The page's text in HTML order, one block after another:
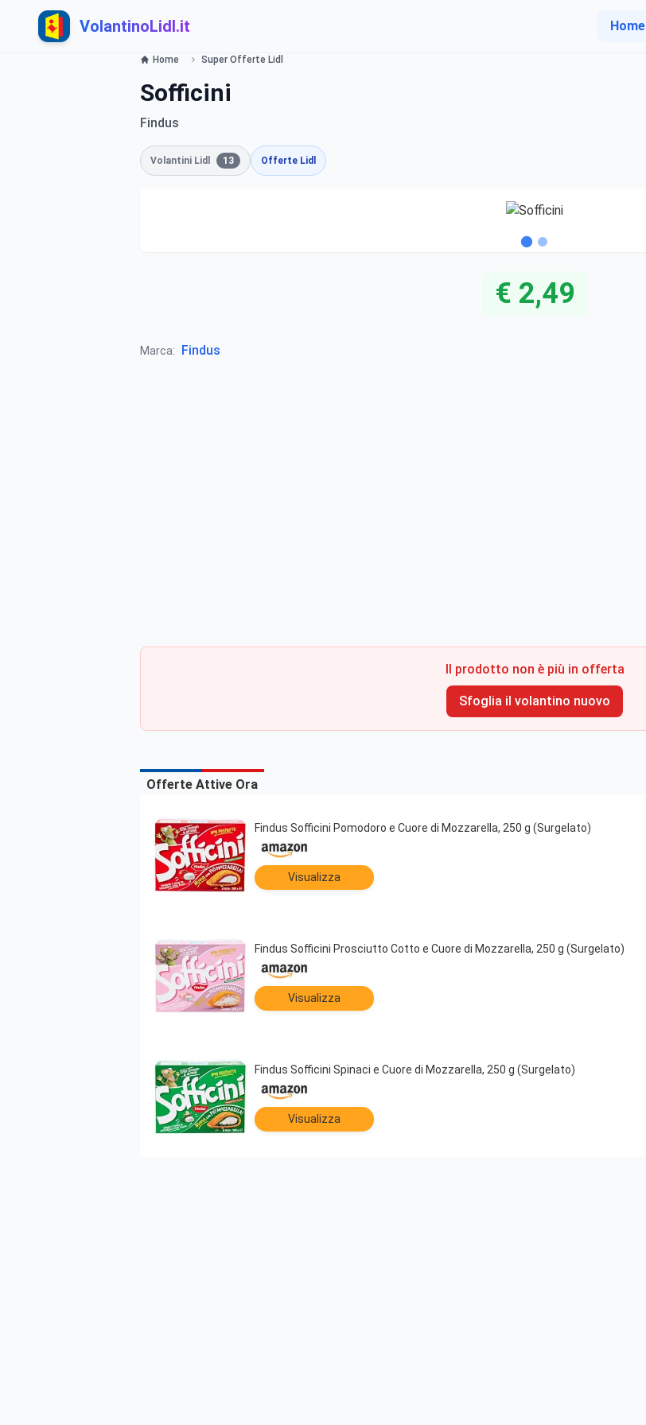
VolantinoLidl.it Home
Home Super Offerte Lidl
Sofficini
Findus
Volantini Lidl 13 Offerte Lidl
€ 2,49
Marca: Findus
Il prodotto non è più in offerta
Sfoglia il volantino nuovo
Offerte Attive Ora
Findus Sofficini Pomodoro e Cuore di Mozzarella, 250 g (Surgelato)
Visualizza
Findus Sofficini Prosciutto Cotto e Cuore di Mozzarella, 250 g (Surgelato)
Visualizza
Findus Sofficini Spinaci e Cuore di Mozzarella, 250 g (Surgelato)
Visualizza